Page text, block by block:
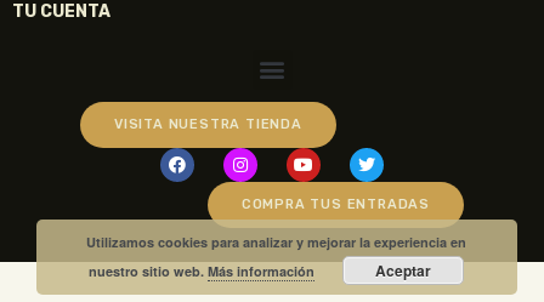
TU CUENTA
VISITA NUESTRA TIENDA
COMPRA TUS ENTRADAS
Utilizamos cookies para analizar y mejorar la experiencia en
nuestro sitio web.Más información Aceptar